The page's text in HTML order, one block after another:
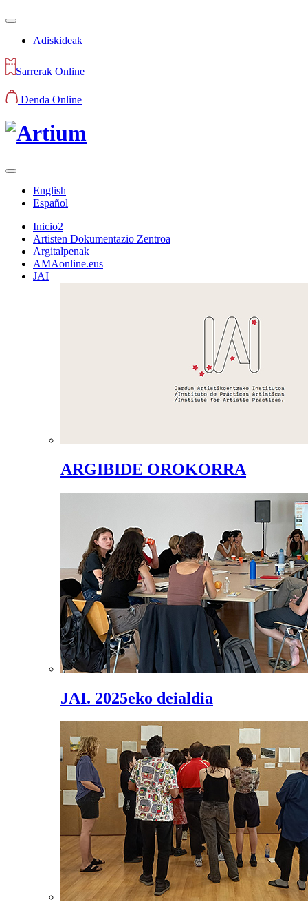
Adiskideak
Sarrerak Online
Denda Online
English
Español
Inicio2
Artisten Dokumentazio Zentroa
Argitalpenak
AMAonline.eus
JAI
ARGIBIDE OROKORRA
JAI. 2025eko deialdia